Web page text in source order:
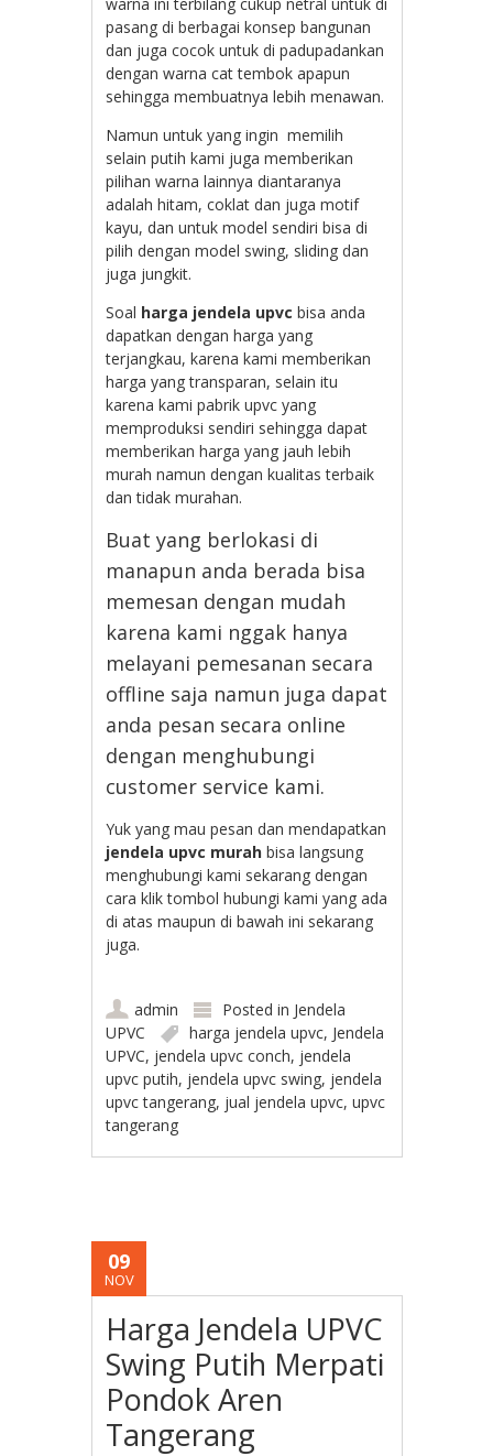
pasang di berbagai konsep bangunan
dan juga cocok untuk di padupadankan
dengan warna cat tembok apapun
sehingga membuatnya lebih menawan.
Namun untuk yang ingin memilih
selain putih kami juga memberikan
pilihan warna lainnya diantaranya
adalah hitam, coklat dan juga motif
kayu, dan untuk model sendiri bisa di
pilih dengan model swing, sliding dan
juga jungkit.
Soal harga jendela upvc bisa anda
dapatkan dengan harga yang
terjangkau, karena kami memberikan
harga yang transparan, selain itu
karena kami pabrik upvc yang
memproduksi sendiri sehingga dapat
memberikan harga yang jauh lebih
murah namun dengan kualitas terbaik
dan tidak murahan.
Buat yang berlokasi di
manapun anda berada bisa
memesan dengan mudah
karena kami nggak hanya
melayani pemesanan secara
offline saja namun juga dapat
anda pesan secara online
dengan menghubungi
customer service kami.
Yuk yang mau pesan dan mendapatkan
jendela upvc murah bisa langsung
menghubungi kami sekarang dengan
cara klik tombol hubungi kami yang ada
di atas maupun di bawah ini sekarang
juga.
admin Posted in Jendela
UPVC
harga jendela upvc, Jendela
UPVC, jendela upvc conch, jendela
upvc putih, jendela upvc swing, jendela
upvc tangerang, jual jendela upvc,upvc
tangerang
09
NOV
Harga Jendela UPVC
Swing Putih Merpati
Pondok Aren
Tangerang